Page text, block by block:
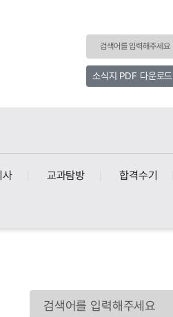
소식지 PDF 다운로드
사 교과탐방 합격수기
검색어